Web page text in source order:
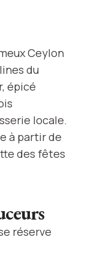
Ceylon
du
épicé
locale.
à partir de
des fêtes
réserve